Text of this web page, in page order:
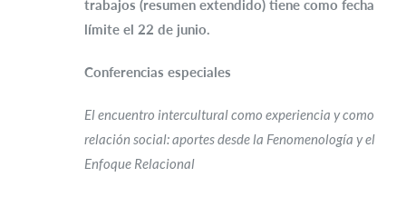
trabajos (resumen extendido) tiene como fecha
límite el 22 de junio.
Conferencias especiales
El encuentro intercultural como experiencia y como
relación social: aportes desde la Fenomenología y el
Enfoque Relacional